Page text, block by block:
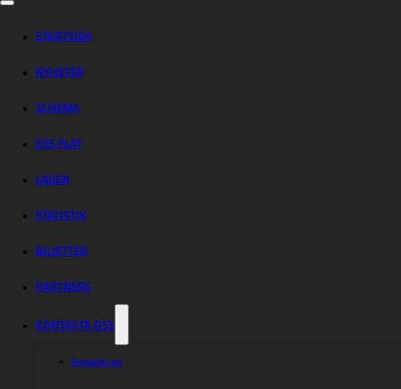
STARTSIDA
NYHETER
SCHEMA
ESS PLAY
LAGEN
STATISTIK
BILJETTER
PARTNERS
KONTAKTA OSS
Kontakta oss